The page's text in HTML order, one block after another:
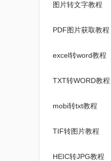
图片转文字教程
PDF图片获取教程
excel转word教程
TXT转WORD教程
mobi转txt教程
TIF转图片教程
HEIC转JPG教程